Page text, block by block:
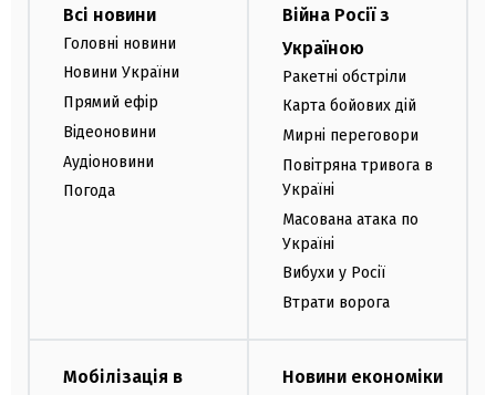
Всі новини
Головні новини
Новини України
Прямий ефір
Відеоновини
Аудіоновини
Погода
Війна Росії з
Україною
Ракетні обстріли
Карта бойових дій
Мирні переговори
Повітряна тривога в
Україні
Масована атака по
Україні
Вибухи у Росії
Втрати ворога
Мобілізація в
Новини економіки